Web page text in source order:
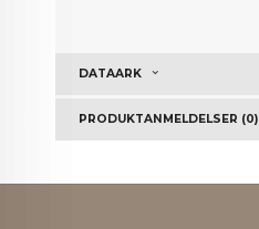
DATAARK
PRODUKTANMELDELSER (0)